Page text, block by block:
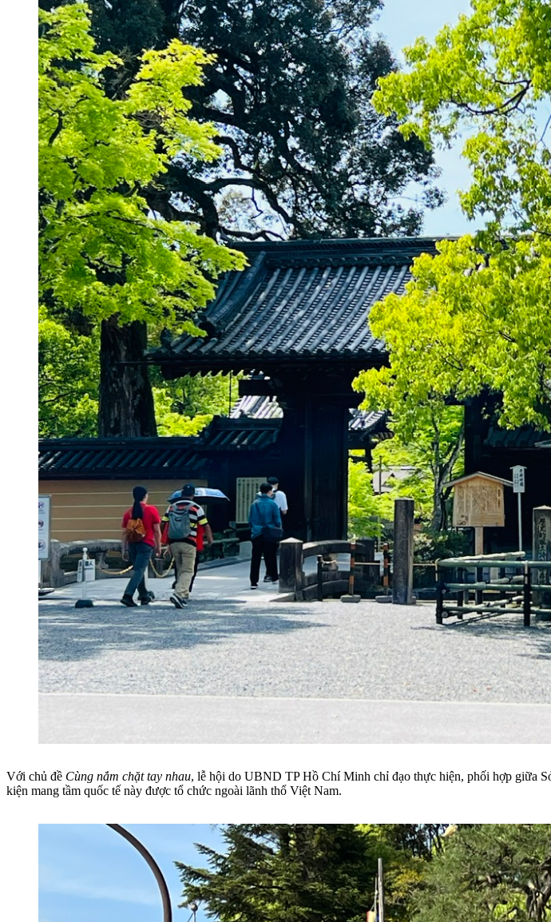
Với chủ đề Cùng nắm chặt tay nhau, lễ hội do UBND TP Hồ Chí Minh chỉ đạo thực hiện, phối hợp giữa
kiện mang tầm quốc tế này được tổ chức ngoài lãnh thổ Việt Nam.